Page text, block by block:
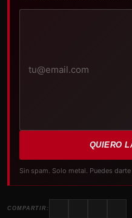
QUIERO
Sin spam. Solo metal. Puedes
COMPARTIR: